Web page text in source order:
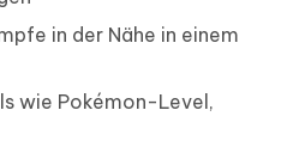
in der Nähe in einem
wie Pokémon-Level,